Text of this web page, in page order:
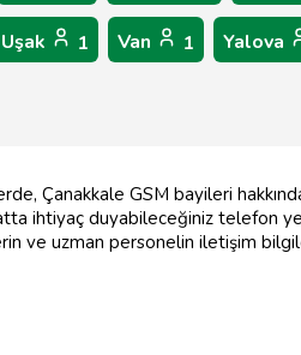
Uşak 1 Van 1 Yalova
Çanakkale GSM bayileri
ihtiyaç duyabileceğiniz telefon
ve uzman personelin iletişim